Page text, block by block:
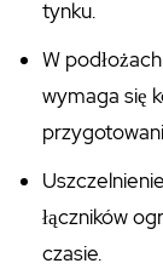
tynku.
W
wymaga się
łączników
czasie.